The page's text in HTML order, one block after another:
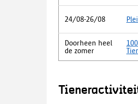
24/08-26/08
Doorheen heel
de zomer